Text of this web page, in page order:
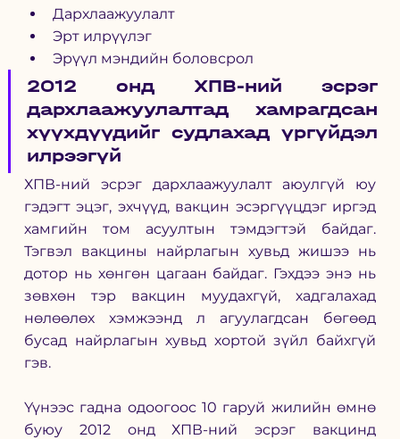
Дархлаажуулалт
Эрт илрүүлэг
Эрүүл мэндийн боловсрол
2012 онд ХПВ-ний эсрэг
дархлаажуулалтад хамрагдсан
хүүхдүүдийг судлахад үргүйдэл
илрээгүй
ХПВ-ний эсрэг дархлаажуулалт аюулгүй юу
гэдэгт эцэг, эхчүүд, вакцин эсэргүүцдэг иргэд
хамгийн том асуултын тэмдэгтэй байдаг.
Тэгвэл вакцины найрлагын хувьд жишээ нь
дотор нь хөнгөн цагаан байдаг. Гэхдээ энэ нь
зөвхөн тэр вакцин муудахгүй, хадгалахад
нөлөөлөх хэмжээнд л агуулагдсан бөгөөд
бусад найрлагын хувьд хортой зүйл байхгүй
гэв.
Үүнээс гадна одоогоос 10 гаруй жилийн өмнө
буюу 2012 онд ХПВ-ний эсрэг вакцинд